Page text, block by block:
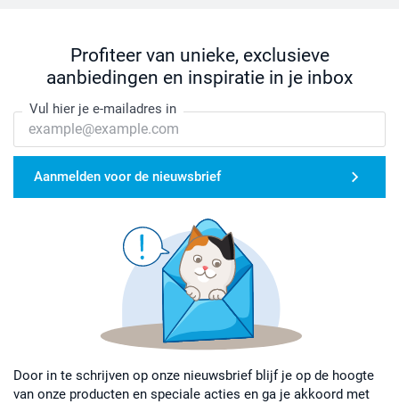
Profiteer van unieke, exclusieve
aanbiedingen en inspiratie in je inbox
Vul hier je e-mailadres in
Aanmelden voor de nieuwsbrief
Door in te schrijven op onze nieuwsbrief blijf je op de hoogte
van onze producten en speciale acties en ga je akkoord met